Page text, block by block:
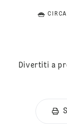
Divertiti a